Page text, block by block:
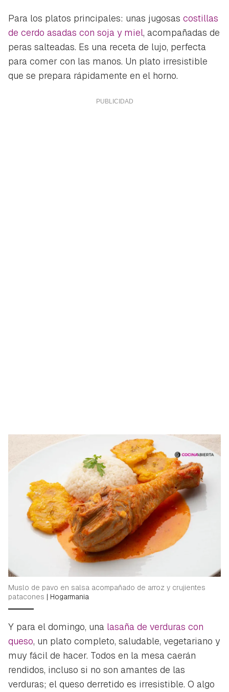
Para los platos principales: unas jugosas costillas
de cerdo asadas con soja y miel, acompañadas de
peras salteadas. Es una receta de lujo, perfecta
para comer con las manos. Un plato irresistible
que se prepara rápidamente en el horno.
Muslo de pavo en salsa acompañado de arroz y crujientes
patacones | Hogarmania
Y para el domingo, una lasaña de verduras con
queso, un plato completo, saludable, vegetariano y
muy fácil de hacer. Todos en la mesa caerán
rendidos, incluso si no son amantes de las
verduras; el queso derretido es irresistible. O algo